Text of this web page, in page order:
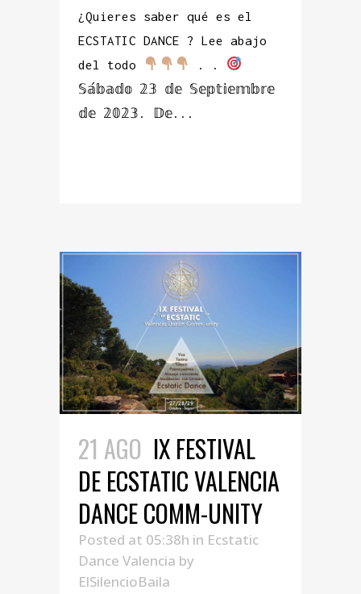
¿Quieres saber qué es el
ECSTATIC DANCE ? Lee abajo
del todo
𝕊𝕒́𝕓𝕒𝕕𝕠 𝟚𝟛 𝕕𝕖 𝕊𝕖𝕡𝕥𝕚𝕖𝕞𝕓𝕣𝕖
𝕕𝕖 𝟚𝟘𝟚𝟛. 𝔻𝕖...
21 AGO IX FESTIVAL
DE ECSTATIC VALENCIA
DANCE COMM-UNITY
Posted at 05:38h in Ecstatic
Dance Valencia by
ElSilencioBaila